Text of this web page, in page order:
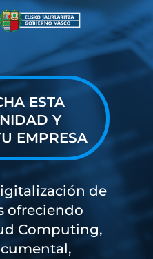
ESTA
Y
EMPRESA
de
ofreciendo
Computing,